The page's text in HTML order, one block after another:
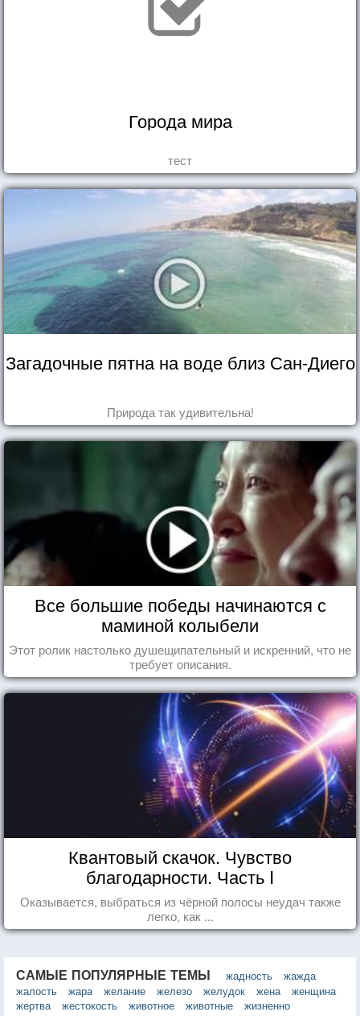
Города мира
тест
Загадочные пятна на воде близ Сан-Диего
Природа так удивительна!
Все большие победы начинаются с
маминой колыбели
Этот ролик настолько душещипательный и искренний, что не
требует описания.
Квантовый скачок. Чувство
благодарности. Часть I
Оказывается, выбраться из чёрной полосы неудач также
легко, как ...
САМЫЕ ПОПУЛЯРНЫЕ ТЕМЫ жадность
жажда
жалость
жара желание железо желудок жена
женщина
жертва
жестокость животное животные
жизненно